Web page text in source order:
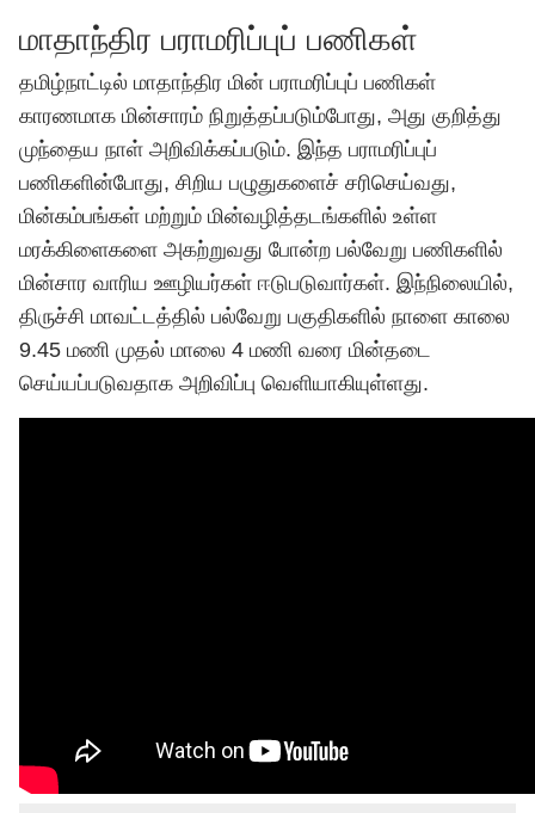
மாதாந்திர பராமரிப்புப் பணிகள்
தமிழ்நாட்டில் மாதாந்திர மின் பராமரிப்புப் பணிகள்
காரணமாக மின்சாரம் நிறுத்தப்படும்போது, அது குறித்து
முந்தைய நாள் அறிவிக்கப்படும். இந்த பராமரிப்புப்
பணிகளின்போது, சிறிய பழுதுகளைச் சரிசெய்வது,
மின்கம்பங்கள் மற்றும் மின்வழித்தடங்களில் உள்ள
மரக்கிளைகளை அகற்றுவது போன்ற பல்வேறு பணிகளில்
மின்சார வாரிய ஊழியர்கள் ஈடுபடுவார்கள். இந்நிலையில்,
திருச்சி மாவட்டத்தில் பல்வேறு பகுதிகளில் நாளை காலை
9.45 மணி முதல் மாலை 4 மணி வரை மின்தடை
செய்யப்படுவதாக அறிவிப்பு வெளியாகியுள்ளது.